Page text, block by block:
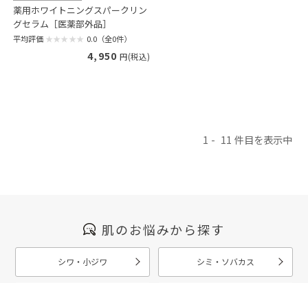
薬用ホワイトニングスパークリン
グセラム［医薬部外品］
平均評価 0.0（全0件）
4,950 円(税込)
1 11
肌のお悩みから探す
シワ・小ジワ シミ・ソバカス